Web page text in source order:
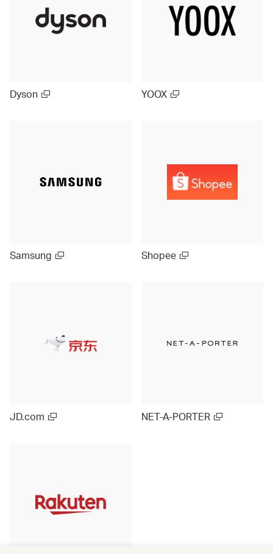
Dyson YOOX
Samsung Shopee
JD.com NET-A-PORTER